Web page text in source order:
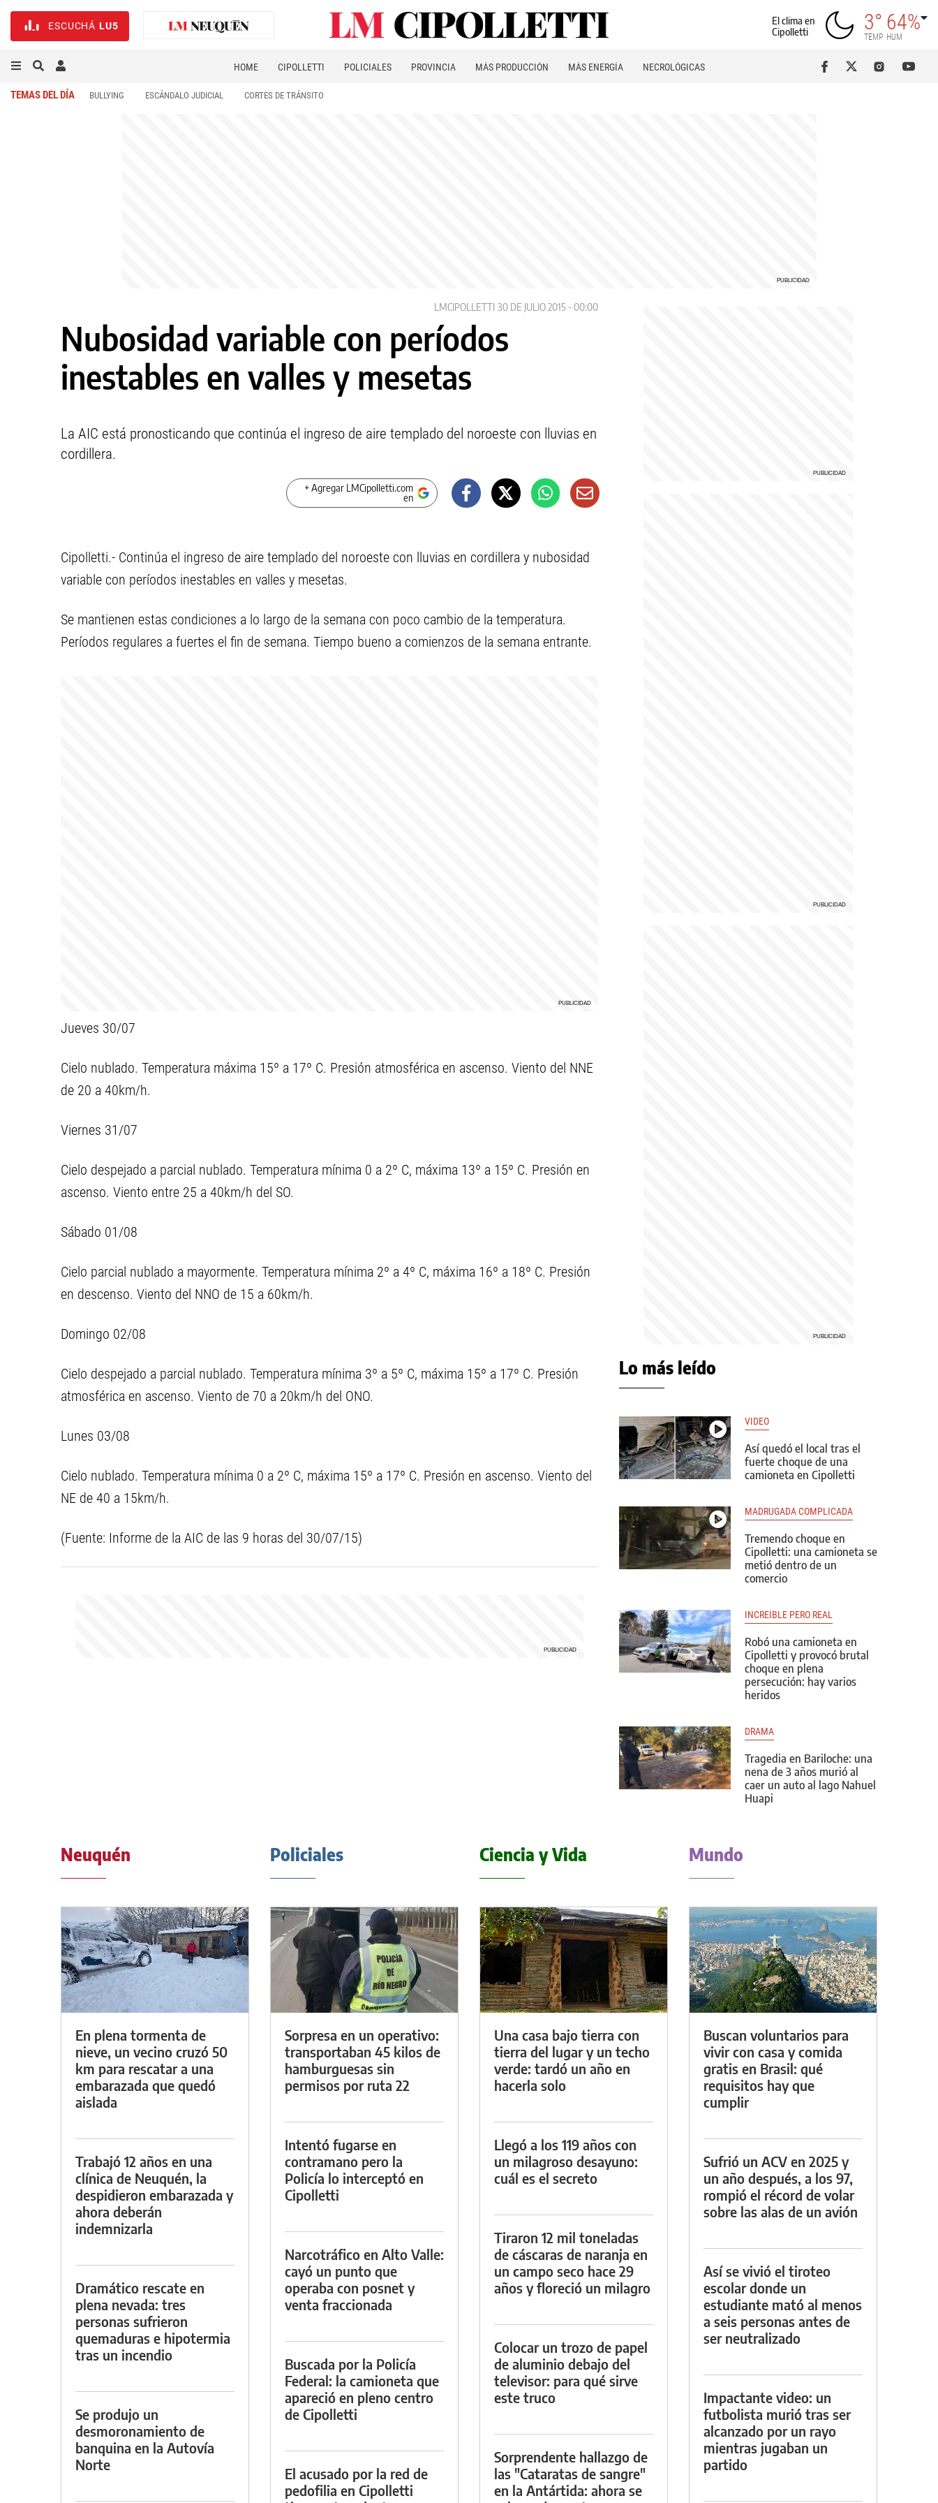
ESCUCHÁ LU5
El clima en
Cipolletti
3°
TEMP
64%
HUM
HOME CIPOLLETTI POLICIALES PROVINCIA MÁS PRODUCCIÓN MÁS ENERGÍA NECROLÓGICAS
TEMAS DEL DÍA BULLYING ESCÁNDALO JUDICIAL CORTES DE TRÁNSITO
LMCIPOLLETTI 30 DE JULIO 2015 - 00:00
Nubosidad variable con períodos
inestables en valles y mesetas
La AIC está pronosticando que continúa el ingreso de aire templado del noroeste con lluvias en
cordillera.
+ Agregar LMCipolletti.com
en
Cipolletti.- Continúa el ingreso de aire templado del noroeste con lluvias en cordillera y nubosidad
variable con períodos inestables en valles y mesetas.
Se mantienen estas condiciones a lo largo de la semana con poco cambio de la temperatura.
Períodos regulares a fuertes el fin de semana. Tiempo bueno a comienzos de la semana entrante.
Jueves 30/07
Cielo nublado. Temperatura máxima 15º a 17º C. Presión atmosférica en ascenso. Viento del NNE
de 20 a 40km/h.
Viernes 31/07
Cielo despejado a parcial nublado. Temperatura mínima 0 a 2º C, máxima 13º a 15º C. Presión en
ascenso. Viento entre 25 a 40km/h del SO.
Sábado 01/08
Cielo parcial nublado a mayormente. Temperatura mínima 2º a 4º C, máxima 16º a 18º C. Presión
en descenso. Viento del NNO de 15 a 60km/h.
Domingo 02/08
Cielo despejado a parcial nublado. Temperatura mínima 3º a 5º C, máxima 15º a 17º C. Presión
atmosférica en ascenso. Viento de 70 a 20km/h del ONO.
Lunes 03/08
Cielo nublado. Temperatura mínima 0 a 2º C, máxima 15º a 17º C. Presión en ascenso. Viento del
NE de 40 a 15km/h.
(Fuente: Informe de la AIC de las 9 horas del 30/07/15)
Lo más leído
VIDEO
Así quedó el local tras el
fuerte choque de una
camioneta en Cipolletti
MADRUGADA COMPLICADA
Tremendo choque en
Cipolletti: una camioneta se
metió dentro de un
comercio
INCREÍBLE PERO REAL
Robó una camioneta en
Cipolletti y provocó brutal
choque en plena
persecución: hay varios
heridos
DRAMA
Tragedia en Bariloche: una
nena de 3 años murió al
caer un auto al lago Nahuel
Huapi
Neuquén
En plena tormenta de
nieve, un vecino cruzó 50
km para rescatar a una
embarazada que quedó
aislada
Trabajó 12 años en una
clínica de Neuquén, la
despidieron embarazada y
ahora deberán
indemnizarla
Dramático rescate en
plena nevada: tres
personas sufrieron
quemaduras e hipotermia
tras un incendio
Se produjo un
desmoronamiento de
banquina en la Autovía
Norte
Policiales
Sorpresa en un operativo:
transportaban 45 kilos de
hamburguesas sin
permisos por ruta 22
Intentó fugarse en
contramano pero la
Policía lo interceptó en
Cipolletti
Narcotráfico en Alto Valle:
cayó un punto que
operaba con posnet y
venta fraccionada
Buscada por la Policía
Federal: la camioneta que
apareció en pleno centro
de Cipolletti
El acusado por la red de
pedofilia en Cipolletti
Ciencia y Vida
Una casa bajo tierra con
tierra del lugar y un techo
verde: tardó un año en
hacerla solo
Llegó a los 119 años con
un milagroso desayuno:
cuál es el secreto
Tiraron 12 mil toneladas
de cáscaras de naranja en
un campo seco hace 29
años y floreció un milagro
Colocar un trozo de papel
de aluminio debajo del
televisor: para qué sirve
este truco
Sorprendente hallazgo de
las "Cataratas de sangre"
en la Antártida: ahora se
Mundo
Buscan voluntarios para
vivir con casa y comida
gratis en Brasil: qué
requisitos hay que
cumplir
Sufrió un ACV en 2025 y
un año después, a los 97,
rompió el récord de volar
sobre las alas de un avión
Así se vivió el tiroteo
escolar donde un
estudiante mató al menos
a seis personas antes de
ser neutralizado
Impactante video: un
futbolista murió tras ser
alcanzado por un rayo
mientras jugaban un
partido